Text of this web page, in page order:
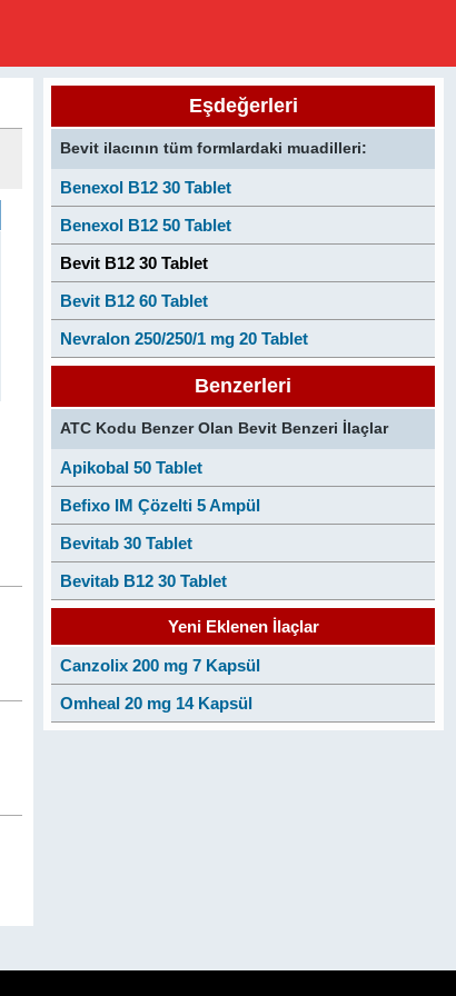
Eşdeğerleri
Bevit ilacının tüm formlardaki muadilleri:
Benexol B12 30 Tablet
Benexol B12 50 Tablet
Bevit B12 30 Tablet
Bevit B12 60 Tablet
Nevralon 250/250/1 mg 20 Tablet
Benzerleri
ATC Kodu Benzer Olan Bevit Benzeri İlaçlar
Apikobal 50 Tablet
Befixo IM Çözelti 5 Ampül
Bevitab 30 Tablet
Bevitab B12 30 Tablet
Yeni Eklenen İlaçlar
Canzolix 200 mg 7 Kapsül
Omheal 20 mg 14 Kapsül